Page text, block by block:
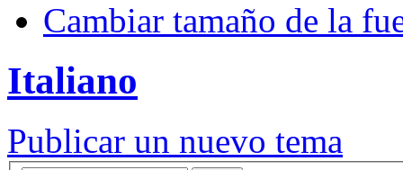
Cambiar tamaño de la
Italiano
Publicar un nuevo tema